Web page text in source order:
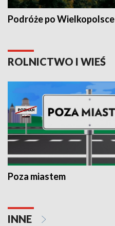
Podróże po Wielkopolsce
ROLNICTWO I WIEŚ
Poza miastem
INNE